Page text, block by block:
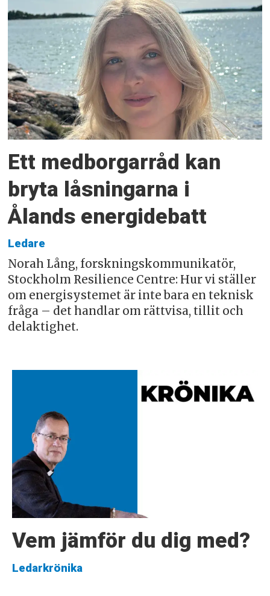
Ett medborgarråd kan
bryta låsningarna i
Ålands energidebatt
Ledare
Norah Lång, forskningskommunikatör,
Stockholm Resilience Centre: Hur vi ställer
om energisystemet är inte bara en teknisk
fråga – det handlar om rättvisa, tillit och
delaktighet.
Vem jämför du dig med?
Ledarkrönika